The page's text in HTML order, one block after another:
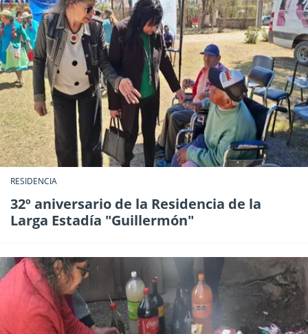
RESIDENCIA
32º aniversario de la Residencia de la
Larga Estadía "Guillermón"